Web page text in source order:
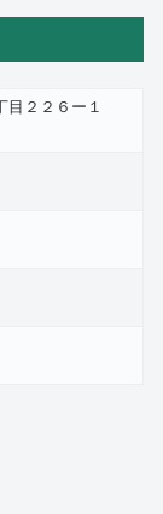
目２２６ー１